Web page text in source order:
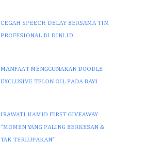
CEGAH SPEECH DELAY BERSAMA TIM
PROFESIONAL DI DINI.ID
MANFAAT MENGGUNAKAN DOODLE
EXCLUSIVE TELON OIL PADA BAYI
IRAWATI HAMID FIRST GIVEAWAY
“MOMEN YANG PALING BERKESAN &
TAK TERLUPAKAN”